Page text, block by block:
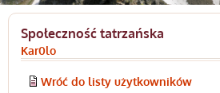
Społeczność tatrzańska
Kar0lo
Wróć do listy użytkowników